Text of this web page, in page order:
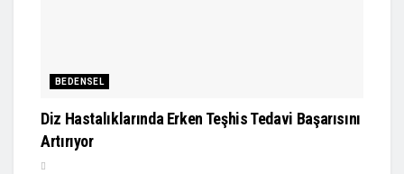
BEDENSEL
Diz Hastalıklarında Erken Teşhis Tedavi Başarısını
Artırıyor